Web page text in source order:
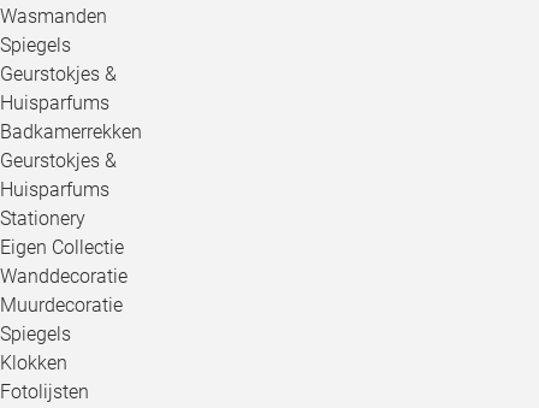
Wasmanden
Spiegels
Geurstokjes &
Huisparfums
Badkamerrekken
Geurstokjes &
Huisparfums
Stationery
Eigen Collectie
Wanddecoratie
Muurdecoratie
Spiegels
Klokken
Fotolijsten